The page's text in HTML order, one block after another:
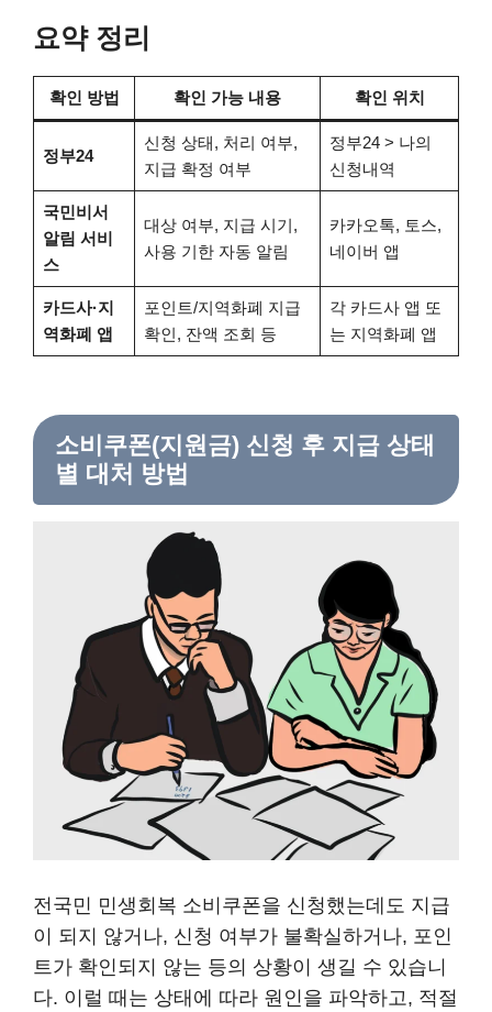
요약 정리
확인 방법 확인 가능 내용 확인 위치
정부24
신청 상태, 처리 여부,
지급 확정 여부
정부24 > 나의
신청내역
국민비서
알림 서비
스
대상 여부, 지급 시기,
사용 기한 자동 알림
카카오톡, 토스,
네이버 앱
카드사·지
역화폐 앱
포인트/지역화폐 지급
확인, 잔액 조회 등
각 카드사 앱 또
는 지역화폐 앱
소비쿠폰(지원금) 신청 후 지급 상태
별 대처 방법
전국민 민생회복 소비쿠폰을 신청했는데도 지급
이 되지 않거나, 신청 여부가 불확실하거나, 포인
트가 확인되지 않는 등의 상황이 생길 수 있습니
다. 이럴 때는 상태에 따라 원인을 파악하고, 적절